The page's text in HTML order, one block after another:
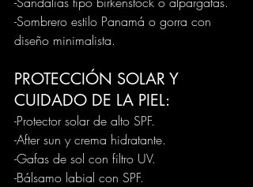
-Sombrero estilo Panamá o gorra con
diseño minimalista.
PROTECCIÓN SOLAR Y
CUIDADO DE LA PIEL:
-Protector solar de alto SPF.
-After sun y crema hidratante.
-Gafas de sol con filtro UV.
-Bálsamo labial con SPF.